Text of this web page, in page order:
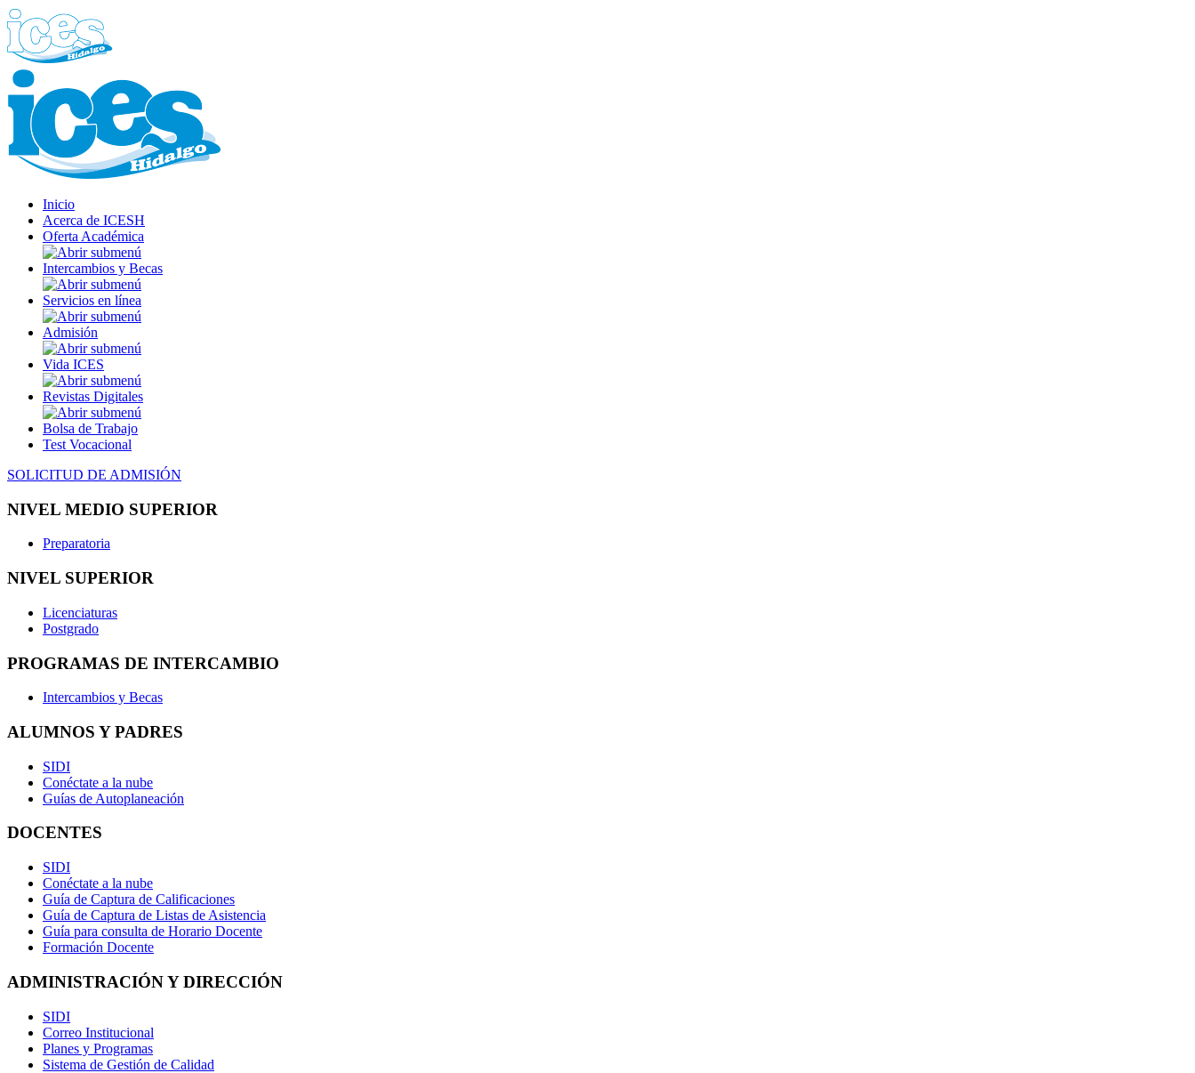
Inicio
Acerca de ICESH
Oferta Académica
Intercambios y Becas
Servicios en línea
Admisión
Vida ICES
Revistas Digitales
Bolsa de Trabajo
Test Vocacional
SOLICITUD DE ADMISIÓN
NIVEL MEDIO SUPERIOR
Preparatoria
NIVEL SUPERIOR
Licenciaturas
Postgrado
PROGRAMAS DE INTERCAMBIO
Intercambios y Becas
ALUMNOS Y PADRES
SIDI
Conéctate a la nube
Guías de Autoplaneación
DOCENTES
SIDI
Conéctate a la nube
Guía de Captura de Calificaciones
Guía de Captura de Listas de Asistencia
Guía para consulta de Horario Docente
Formación Docente
ADMINISTRACIÓN Y DIRECCIÓN
SIDI
Correo Institucional
Planes y Programas
Sistema de Gestión de Calidad